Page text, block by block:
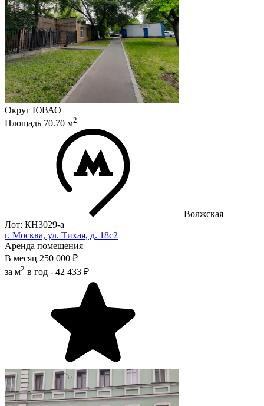
Округ ЮВАО
Площадь 70.70 м2
Волжская
Лот: КН3029-a
г. Москва, ул. Тихая, д. 18с2
Аренда помещения
В месяц 250 000 ₽
за м2 в год - 42 433 ₽